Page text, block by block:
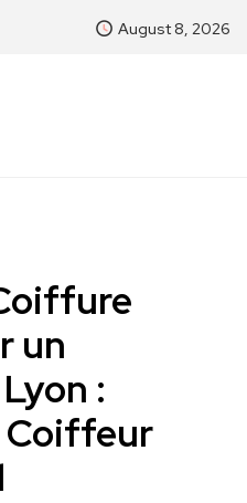
August 8, 2026
un
:
Coiffeur